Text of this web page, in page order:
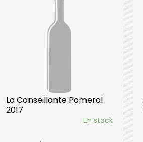
La Conseillante Pomerol
2017
En stock